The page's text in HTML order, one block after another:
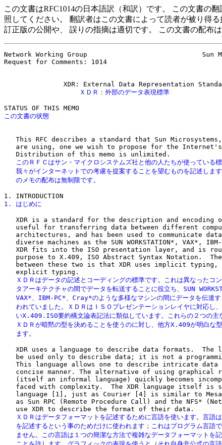
この文書はRFC1014の日本語訳（和訳）です。 この文書の
照してください。 翻訳者はこの文書によって読者が被り得
訂正版の公開や、 誤りの指摘は適切です。 この文書の配布
Network Working Group                             Sun
Request for Comments: 1014
                   ＸＤＲ：外部のデータ表現標準
This RFC describes a standard that Sun
are using, one we wish to propose for the
このＲＦＣはサン・マイクロシステムズ社と他の人たちが使っている
我々がインターネットでの考慮を提案することを望むものを記述しま
   のメモの配布は無制限です。
1. はじめに
XDR is a standard for the description and encoding
useful for transferring data between different
architectures, and has been used to communicate
diverse machines as the SUN WORKSTATION*, VAX*,
XDR fits into the ISO presentation layer, and is
purpose to X.409, ISO Abstract Syntax Notation.
between these two is that XDR uses implicit typing,
ＸＤＲはデータの記述とコーディングの標準です。これは異なったコ
タアーキテクチャの間でデータを転送することに役立ち、SUN
VAX*、IBM-PC*、Cray*のような多様なマシンの間にデータを伝達す
われていました。ＸＤＲはＩＳＯプレゼンテーションレイヤに対応し
いX.409.ISO要約構文論表記法に類似しています。これらの２つの主
ＸＤＲが暗黙の型を決めることを使うのに対し、他方X.409が明白な
   ます。
XDR uses a language to describe data formats.  The
be used only to describe data; it is not a
This language allows one to describe intricate data
concise manner. The alternative of using graphical
(itself an informal language) quickly becomes
faced with complexity.  The XDR language itself is
language [1], just as Courier [4] is similar to
as Sun RPC (Remote Procedure Call) and the NFS*
ＸＤＲはデータフォーマットを記述するために言語を使います。言語
を記述するという事のためだけに使われます；これはプログラム言語
ません。この言語は１つの簡潔な方法で複雑なデータフォーマットを